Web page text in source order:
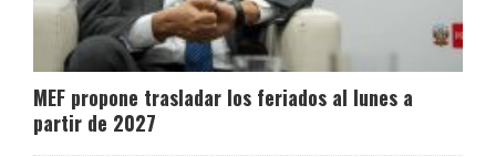
MEF propone trasladar los feriados al lunes a
partir de 2027